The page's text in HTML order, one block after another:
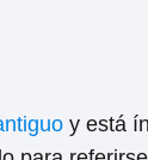
y está